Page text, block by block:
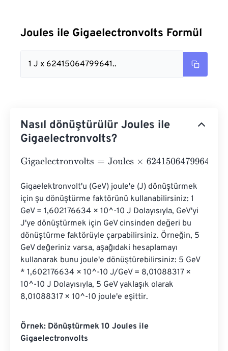
Joules ile Gigaelectronvolts Formül
1 J x 62415064799641..
Nasıl dönüştürülür Joules ile
Gigaelectronvolts?
Gigaelectronvolts=Joules×
Gigaelektronvolt'u (GeV) joule'e (J) dönüştürmek
için şu dönüştürme faktörünü kullanabilirsiniz: 1
GeV = 1,602176634 × 10^-10 J Dolayısıyla, GeV'yi
J'ye dönüştürmek için GeV cinsinden değeri bu
dönüştürme faktörüyle çarpabilirsiniz. Örneğin, 5
GeV değeriniz varsa, aşağıdaki hesaplamayı
kullanarak bunu joule'e dönüştürebilirsiniz: 5 GeV
* 1,602176634 × 10^-10 J/GeV = 8,01088317 ×
10^-10 J Dolayısıyla, 5 GeV yaklaşık olarak
8,01088317 × 10^-10 joule'e eşittir.
Örnek: Dönüştürmek 10 Joules ile
Gigaelectronvolts